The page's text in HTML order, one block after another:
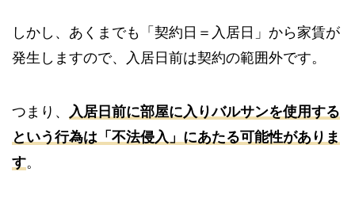
しかし、あくまでも「契約日＝入居日」から家賃が
発生しますので、入居日前は契約の範囲外です。
つまり、
入居日前に部屋に入りバルサンを使用する
という行為は「不法侵入」にあたる可能性がありま
す。